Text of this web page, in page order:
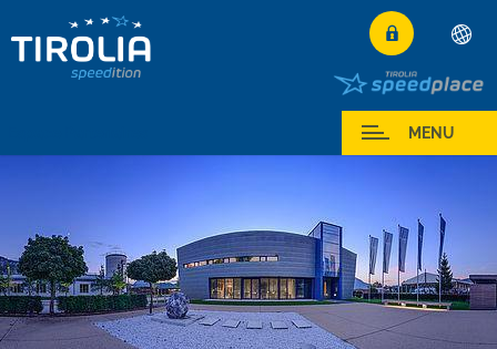
Deutsch
English
Français
Español
Polski
Česky
Magyar
MENU